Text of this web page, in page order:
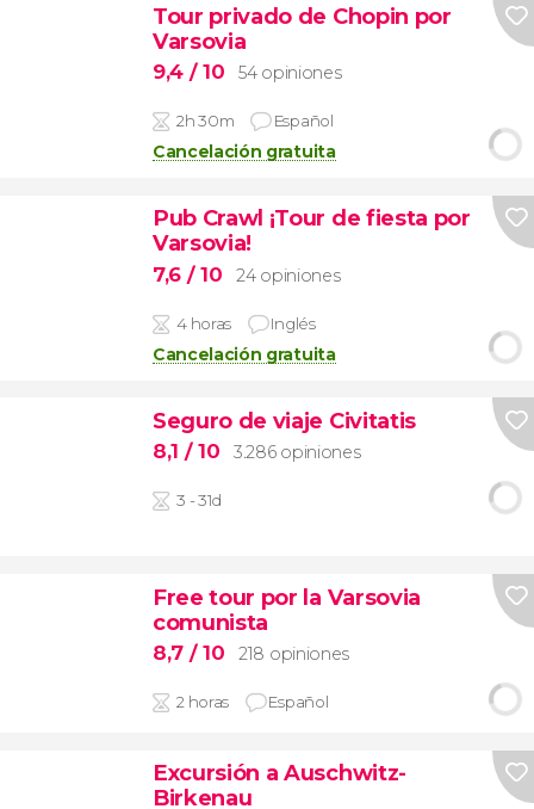
Tour privado de Chopin por
Varsovia
9,4 / 10 54 opiniones
2h 30m Español
Cancelación gratuita
Pub Crawl ¡Tour de fiesta por
Varsovia!
7,6 / 10 24 opiniones
4 horas Inglés
Cancelación gratuita
Seguro de viaje Civitatis
8,1 / 10 3.286 opiniones
3 - 31d
Free tour por la Varsovia
comunista
8,7 / 10 218 opiniones
2 horas Español
Excursión a Auschwitz-
Birkenau